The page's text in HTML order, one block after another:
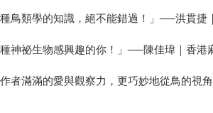
鳥類學的知識，絕不能錯過！」──洪貫捷
神祕生物感興趣的你！」──陳佳瑋｜香港
者滿滿的愛與觀察力，更巧妙地從鳥的